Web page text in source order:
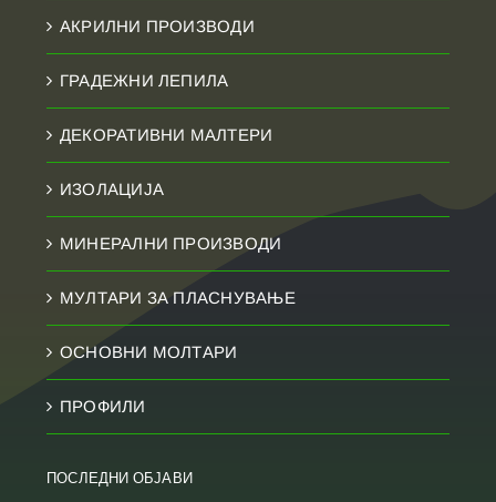
АКРИЛНИ ПРОИЗВОДИ
ГРАДЕЖНИ ЛЕПИЛА
ДЕКОРАТИВНИ МАЛТЕРИ
ИЗОЛАЦИЈА
МИНЕРАЛНИ ПРОИЗВОДИ
МУЛТАРИ ЗА ПЛАСНУВАЊЕ
ОСНОВНИ МОЛТАРИ
ПРОФИЛИ
ПОСЛЕДНИ ОБЈАВИ